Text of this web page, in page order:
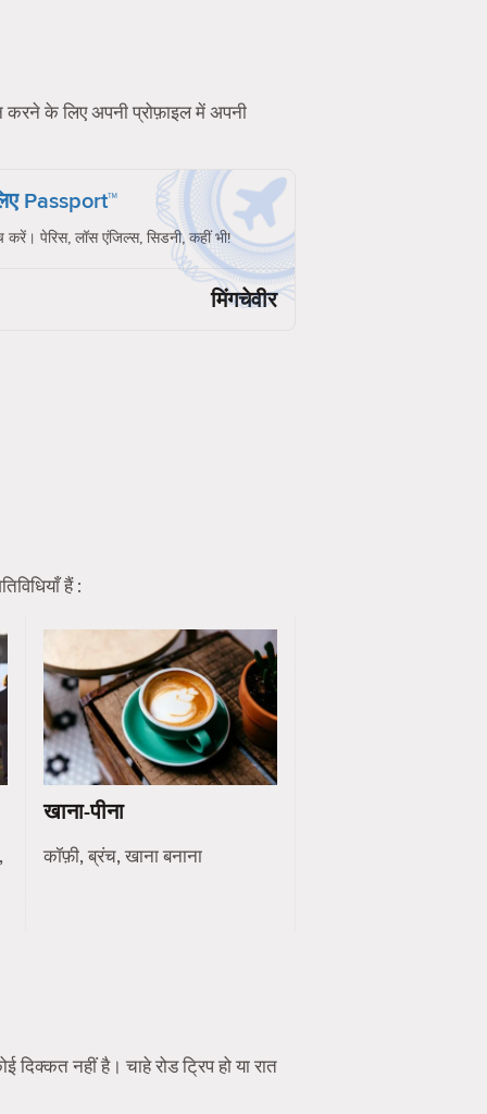
करने के लिए अपनी प्रोफ़ाइल में अपनी
Passport™
करें। पेरिस, लॉस एंजिल्स, सिडनी, कहीं भी!
मिंगचेवीर
हैं :
खाना-पीना
कॉफ़ी, ब्रंच, खाना बनाना
नहीं है। चाहे रोड ट्रिप हो या रात